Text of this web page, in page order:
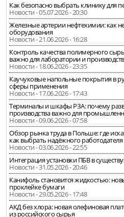
Как безопасно выбрать клинику для
Новости - 05.07.2026 - 20:30
Железные артерии нефтехимии: как
оборудования
Новости - 21.06.2026 - 16:28
Контроль качества полимерного
важно для лаборатории и
Новости - 18.06.2026 - 23:35
Каучуковые напольные покрытия в
сферы применения
Новости - 17.06.2026 - 17:43
Терминалы и шкафы РЗА: почему
производства важно для
Новости - 09.06.2026 - 07:58
Обзор рынка труда в Польше: где
как выбрать надёжного
Новости - 03.06.2026 - 22:55
Интеграция установки ПБВ в
Новости - 31.05.2026 - 20:46
Канифоль становится жидкостью:
проклейке бумаги
Новости - 29.05.2026 - 17:48
АКД без хлора: новая олефиновая
из российского сырья